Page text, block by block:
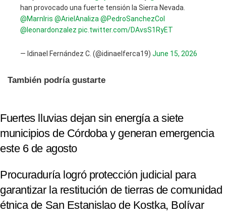
han provocado una fuerte tensión la Sierra Nevada.
@MarnIris @ArielAnaliza @PedroSanchezCol
@leonardonzalez pic.twitter.com/DAvsS1RyET
— Idinael Fernández C. (@idinaelferca19) June 15, 2026
También podría gustarte
Fuertes lluvias dejan sin energía a siete
municipios de Córdoba y generan emergencia
este 6 de agosto
Procuraduría logró protección judicial para
garantizar la restitución de tierras de comunidad
étnica de San Estanislao de Kostka, Bolívar